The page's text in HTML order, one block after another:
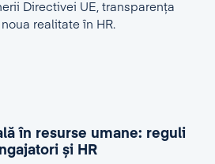
Directivei UE, transparența
realitate în HR.
în resurse umane: reguli
și HR